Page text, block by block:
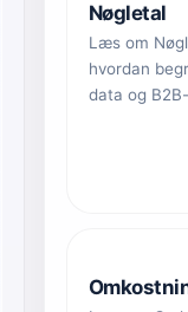
Nøgletal
Læs om
hvordan
data og